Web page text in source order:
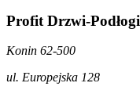
Profit Drzwi-Podłogi
Konin 62-500
ul. Europejska 128